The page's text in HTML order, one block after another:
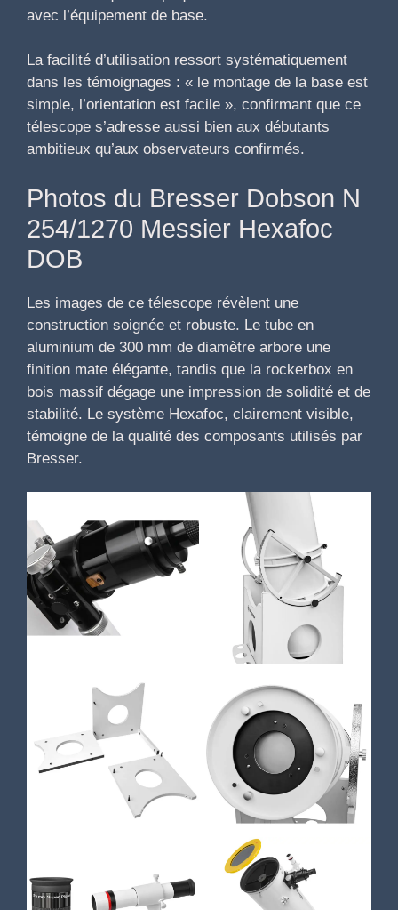
avec l’équipement de base.
La facilité d’utilisation ressort systématiquement
dans les témoignages : « le montage de la base est
simple, l’orientation est facile », confirmant que ce
télescope s’adresse aussi bien aux débutants
ambitieux qu’aux observateurs confirmés.
Photos du Bresser Dobson N
254/1270 Messier Hexafoc
DOB
Les images de ce télescope révèlent une
construction soignée et robuste. Le tube en
aluminium de 300 mm de diamètre arbore une
finition mate élégante, tandis que la rockerbox en
bois massif dégage une impression de solidité et de
stabilité. Le système Hexafoc, clairement visible,
témoigne de la qualité des composants utilisés par
Bresser.